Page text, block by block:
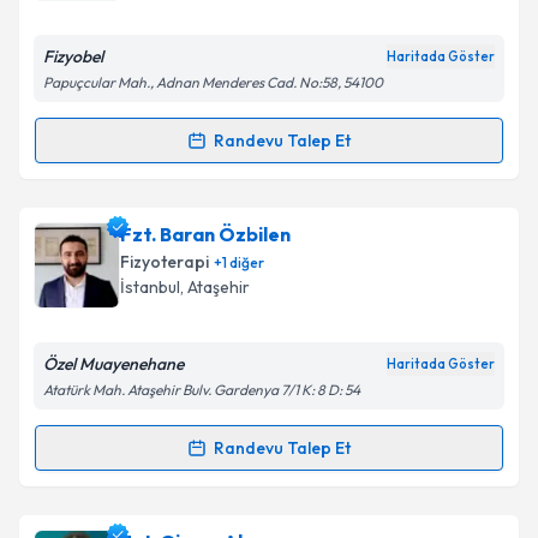
Fizyobel Haritada Göster
Papuçcular Mah., Adnan Menderes Cad. No:58, 54100
Randevu Talep Et
Randevu Takvimi Talebi
Fzt. Mehmet Kol için randevu takvimi talebi
oluşturun. Size bu uzmandan randevu almanız için bir
takvim hazırlandığında e-posta ile bilgilendireceğiz.
Kişisel verilerimin işlenmesine ilişkin
Metni'ni okudum ve kişisel verilerimin belirtilen
Fzt. Baran Özbilen
Fizyoterapi +1diğer
İstanbul, Ataşehir
Özel Muayenehane Haritada Göster
Atatürk Mah. Ataşehir Bulv. Gardenya 7/1 K: 8 D: 54
Randevu Talep Et
Randevu Takvimi Talebi